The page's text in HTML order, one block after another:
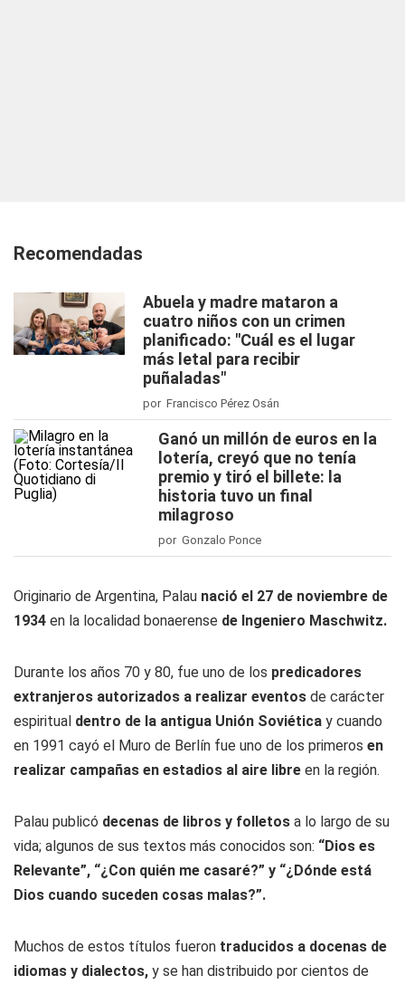
Recomendadas
Abuela y madre mataron a
cuatro niños con un crimen
planificado: "Cuál es el lugar
más letal para recibir
puñaladas"
por Francisco Pérez Osán
Ganó un millón de euros en la
lotería, creyó que no tenía
premio y tiró el billete: la
historia tuvo un final
milagroso
por Gonzalo Ponce
Originario de Argentina, Palau nació el 27 de noviembre de
1934 en la localidad bonaerense de Ingeniero Maschwitz.
Durante los años 70 y 80, fue uno de los predicadores
extranjeros autorizados a realizar eventos de carácter
espiritual dentro de la antigua Unión Soviética y cuando
en 1991 cayó el Muro de Berlín fue uno de los primeros en
realizar campañas en estadios al aire libre en la región.
Palau publicó decenas de libros y folletos a lo largo de su
vida; algunos de sus textos más conocidos son: “Dios es
Relevante”, “¿Con quién me casaré?” y “¿Dónde está
Dios cuando suceden cosas malas?”.
Muchos de estos títulos fueron traducidos a docenas de
idiomas y dialectos, y se han distribuido por cientos de